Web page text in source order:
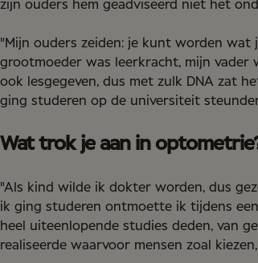
zijn ouders hem geadviseerd niet het
"Mijn ouders zeiden: je kunt worden
grootmoeder was leerkracht, mijn vader
ook lesgegeven, dus met zulk DNA zat
ging studeren op de universiteit
Wat trok je aan in
"Als kind wilde ik dokter worden, dus
ik ging studeren ontmoette ik tijdens
heel uiteenlopende studies deden, van
realiseerde waarvoor mensen zoal